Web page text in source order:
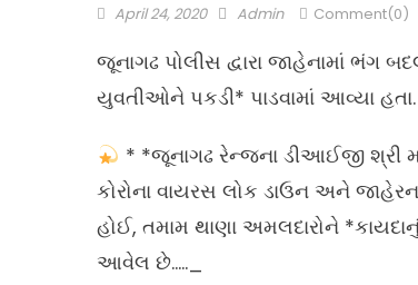
Posted
April 24, 2020 Author
Admin Comment(0)
જૂનાગઢ પોલીસ દ્વારા જાહેનામાં
યુવતીઓને પકડી* પાડવામાં આવ્યા હતા.
* *જૂનાગઢ રેન્જના ડીઆઈજી શ્રી
કોરોના વાયરસ લોક ડાઉન અને
હોઈ, તમામ થાણા અમલદારોને
આવેલ છે….._